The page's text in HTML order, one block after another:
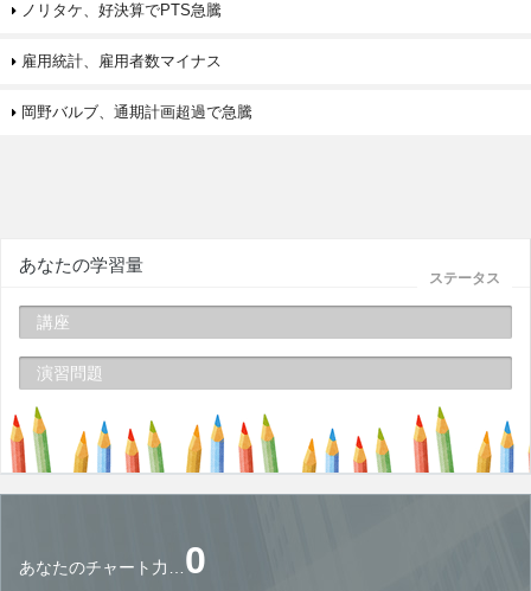
ノリタケ、好決算でPTS急騰
雇用統計、雇用者数マイナス
岡野バルブ、通期計画超過で急騰
ステータス
あなたの学習量
講座
演習問題
あなたのチャート力… 0